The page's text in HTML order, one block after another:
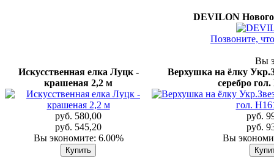
DEVILON
Позвоните,
Вы
Искусственная елка Луцк -
крашеная 2,2 м
руб. 580,00
руб. 545,20
Вы экономите: 6.00%
Верхушка на ёлку
серебро
руб.
руб.
Вы